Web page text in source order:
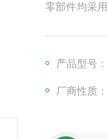
零部件均采
可直接替换
产品型号：
厂商性质